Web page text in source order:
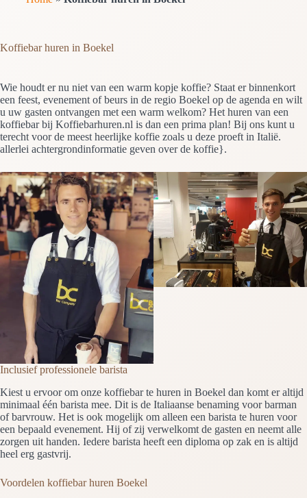
Koffiebar huren in Boekel
Wie houdt er nu niet van een warm kopje koffie? Staat er binnenkort
een feest, evenement of beurs in de regio Boekel op de agenda en wilt
u uw gasten ontvangen met een warm welkom? Het huren van een
koffiebar bij Koffiebarhuren.nl is dan een prima plan! Bij ons kunt u
terecht voor de meest heerlijke koffie zoals u deze proeft in Italië.
allerlei achtergrondinformatie geven over de koffie}.
Inclusief professionele barista
Kiest u ervoor om onze koffiebar te huren in Boekel dan komt er altijd
minimaal één barista mee. Dit is de Italiaanse benaming voor barman
of barvrouw. Het is ook mogelijk om alleen een barista te huren voor
een bepaald evenement. Hij of zij verwelkomt de gasten en neemt alle
zorgen uit handen. Iedere barista heeft een diploma op zak en is altijd
heel erg gastvrij.
Voordelen koffiebar huren Boekel